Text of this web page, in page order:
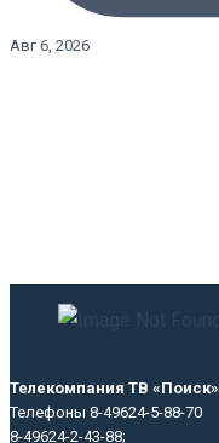
Авг 6, 2026
Телекомпания ТВ «Поиск»
Телефоны 8-49624-5-88-70
8-49624-2-43-88;